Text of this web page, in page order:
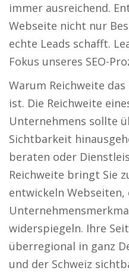
immer ausreichend.
Webseite nicht nur
echte Leads schafft.
Fokus unseres SEO-
Warum Reichweite
ist. Die Reichweite
Unternehmens sollte
Sichtbarkeit
beraten oder
Reichweite bringt Sie
entwickeln Webseiten,
widerspiegeln. Ihre
überregional in ganz
und der Schweiz